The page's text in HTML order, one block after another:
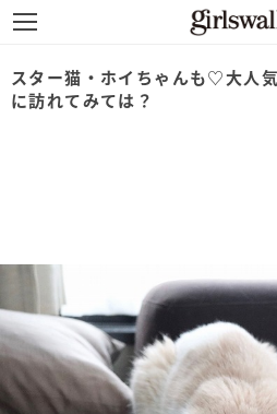
スター猫・ホイちゃんも♡大人
に訪れてみては？